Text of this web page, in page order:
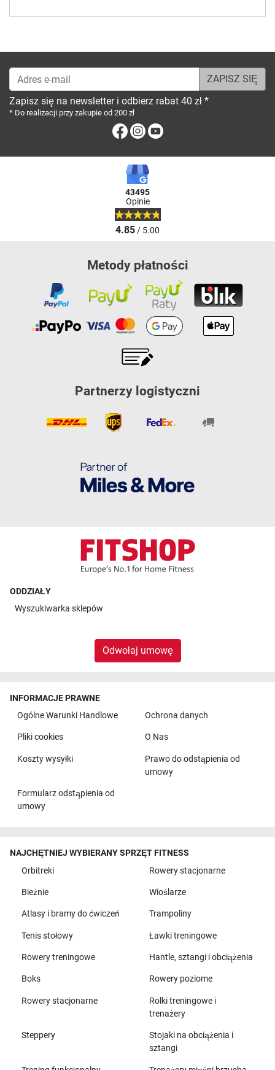
Adres e-mail
Zapisz się na newsletter i odbierz rabat 40 zł *
* Do realizacji przy zakupie od 200 zł
FacebookInstagram
43495
Opinie
4.85/ 5.00
Metody płatności
Partnerzy logistyczni
ODDZIAŁY
Wyszukiwarka sklepów
Odwołaj umowę
INFORMACJE PRAWNE
Ogólne Warunki Handlowe
Ochrona danych
Pliki cookies O Nas
Koszty wysyłki
Prawo do odstąpienia od
umowy
Formularz odstąpienia od
umowy
NAJCHĘTNIEJ WYBIERANY SPRZĘT FITNESS
Orbitreki
Rowery stacjonarne
Bieżnie Wioślarze
Atlasy i bramy do ćwiczeń Trampoliny
Tenis stołowy Ławki treningowe
Rowery treningowe Hantle, sztangi i obciążenia
Boks Rowery poziome
Rowery stacjonarne
Rolki treningowe i
trenażery
Steppery
Stojaki na obciążenia i
sztangi